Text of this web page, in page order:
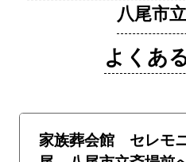
八尾市
よくあ
家族葬会館 セレモ